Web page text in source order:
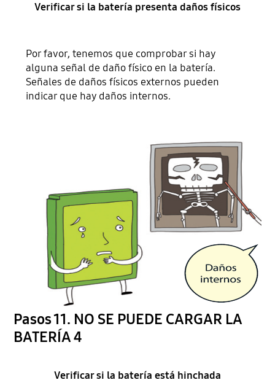
Verificar si la batería presenta daños físicos
Por favor, tenemos que comprobar si hay
alguna señal de daño físico en la batería.
Señales de daños físicos externos pueden
indicar que hay daños internos.
Pasos 11. NO SE PUEDE CARGAR LA
BATERÍA 4
Verificar si la batería está hinchada